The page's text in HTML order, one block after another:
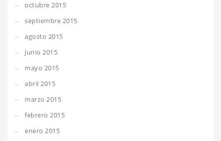
octubre 2015
septiembre 2015
agosto 2015
junio 2015
mayo 2015
abril 2015
marzo 2015
febrero 2015
enero 2015